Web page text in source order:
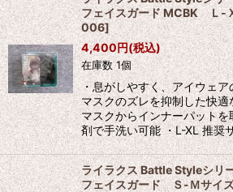
フェイスガード MCBK Ｌ-
006]
4,400円(税込)
在庫数 1個
・息がしやすく、アイウェ
マスクのズレを抑制した快
マスクからインナーパット
剤で手洗い可能 ・L-XL 推奨
ライラクス Battle Styleシリ
フェイスガード Ｓ-Ｍサイ